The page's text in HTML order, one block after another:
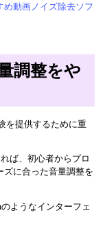
め動画ノイズ除去ソフ
調整をや
を提供するために重
ば、初心者からプロ
ズに合った音量調整を
ようなインターフェ